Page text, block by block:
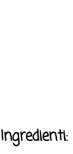
Ingredienti: